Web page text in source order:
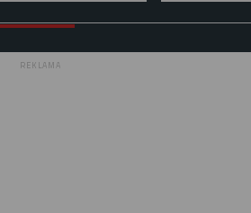
REKLAMA